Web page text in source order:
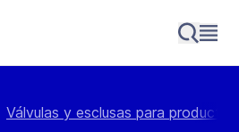
Válvulas y esclusas para